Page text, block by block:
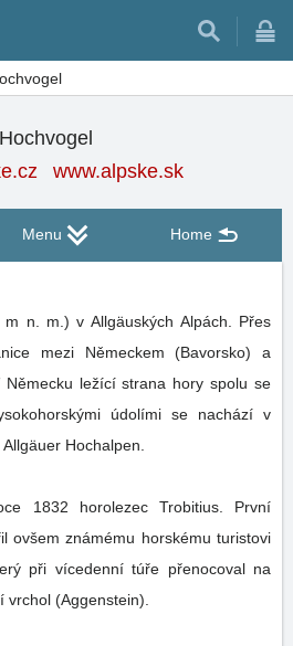
Hochvogel
www.alpske.sk
Menu Home
n. m.) v Allgäuských Alpách. Přes
mezi Německem (Bavorsko) a
Německu ležící strana hory spolu se
údolími se nachází v
Hochalpen.
1832 horolezec Trobitius. První
ovšem známému horskému turistovi
při vícedenní túře přenocoval na
vrchol (Aggenstein).